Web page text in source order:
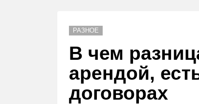
РАЗНОЕ
В чем
арендой,
договорах